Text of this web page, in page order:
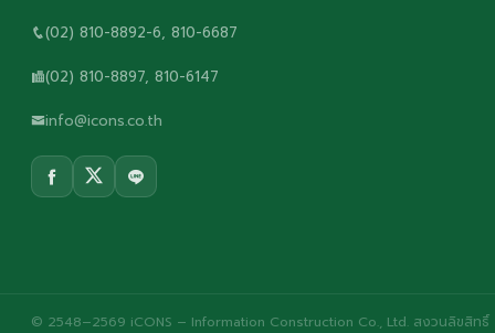
(02) 810-8892-6, 810-6687
(02) 810-8897, 810-6147
info@icons.co.th
© 2548–2569 iCONS – Information Construction Co., Ltd. สงวนลิขสิทธิ์